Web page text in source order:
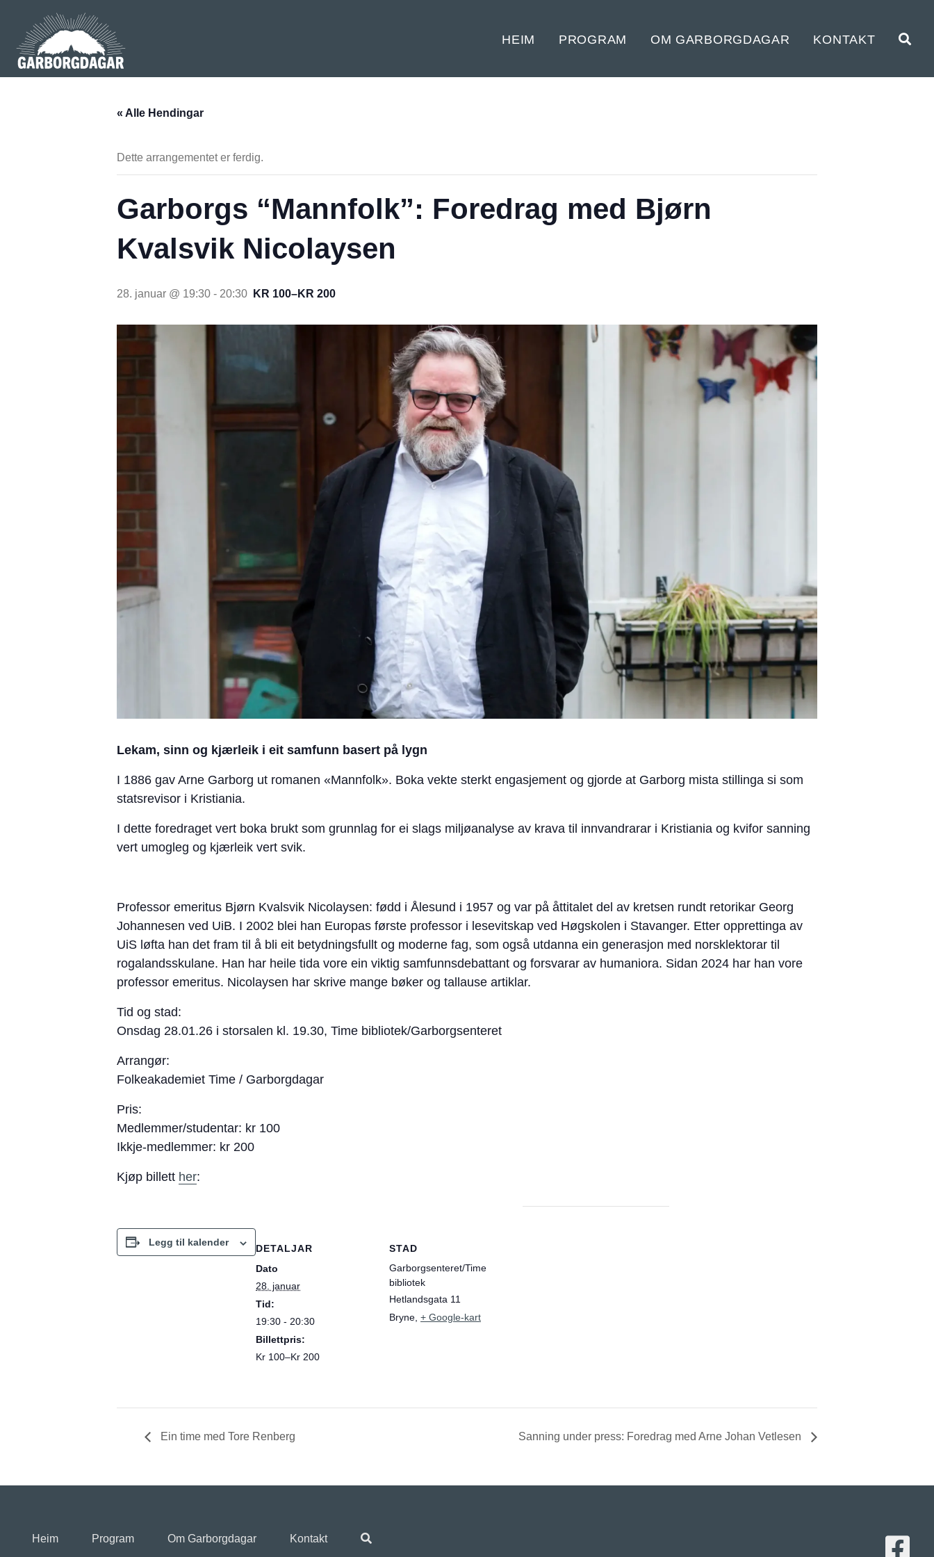
HEIM PROGRAM OM GARBORGDAGAR KONTAKT
« Alle Hendingar
Dette arrangementet er ferdig.
Garborgs “Mannfolk”: Foredrag med Bjørn
Kvalsvik Nicolaysen
28. januar @ 19:30 - 20:30 KR 100–KR 200
Lekam, sinn og kjærleik i eit samfunn basert på lygn
I 1886 gav Arne Garborg ut romanen «Mannfolk». Boka vekte sterkt engasjement og gjorde at Garborg mista stillinga si som
statsrevisor i Kristiania.
I dette foredraget vert boka brukt som grunnlag for ei slags miljøanalyse av krava til innvandrarar i Kristiania og kvifor sanning
vert umogleg og kjærleik vert svik.
Professor emeritus Bjørn Kvalsvik Nicolaysen: fødd i Ålesund i 1957 og var på åttitalet del av kretsen rundt retorikar Georg
Johannesen ved UiB. I 2002 blei han Europas første professor i lesevitskap ved Høgskolen i Stavanger. Etter opprettinga av
UiS løfta han det fram til å bli eit betydningsfullt og moderne fag, som også utdanna ein generasjon med norsklektorar til
rogalandsskulane. Han har heile tida vore ein viktig samfunnsdebattant og forsvarar av humaniora. Sidan 2024 har han vore
professor emeritus. Nicolaysen har skrive mange bøker og tallause artiklar.
Tid og stad:
Onsdag 28.01.26 i storsalen kl. 19.30, Time bibliotek/Garborgsenteret
Arrangør:
Folkeakademiet Time / Garborgdagar
Pris:
Medlemmer/studentar: kr 100
Ikkje-medlemmer: kr 200
Kjøp billett her:
Legg til kalender
DETALJAR
Dato
28. januar
Tid:
19:30 - 20:30
Billettpris:
Kr 100–Kr 200
STAD
Garborgsenteret/Time
bibliotek
Hetlandsgata 11
Bryne, + Google-kart
Ein time med Tore Renberg Sanning under press: Foredrag med Arne Johan Vetlesen
Heim Program Om Garborgdagar Kontakt Lenke til